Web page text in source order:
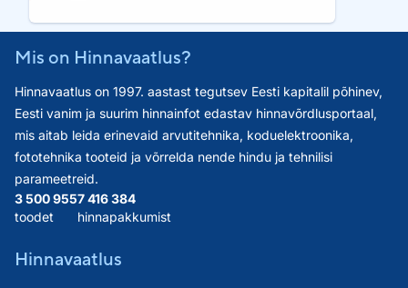
Mis on Hinnavaatlus?
Hinnavaatlus on 1997. aastast tegutsev Eesti kapitalil põhinev,
Eesti vanim ja suurim hinnainfot edastav hinnavõrdlusportaal,
mis aitab leida erinevaid arvutitehnika, koduelektroonika,
fototehnika tooteid ja võrrelda nende hindu ja tehnilisi
parameetreid.
3 500 955
toodet
7 416 384
hinnapakkumist
Hinnavaatlus